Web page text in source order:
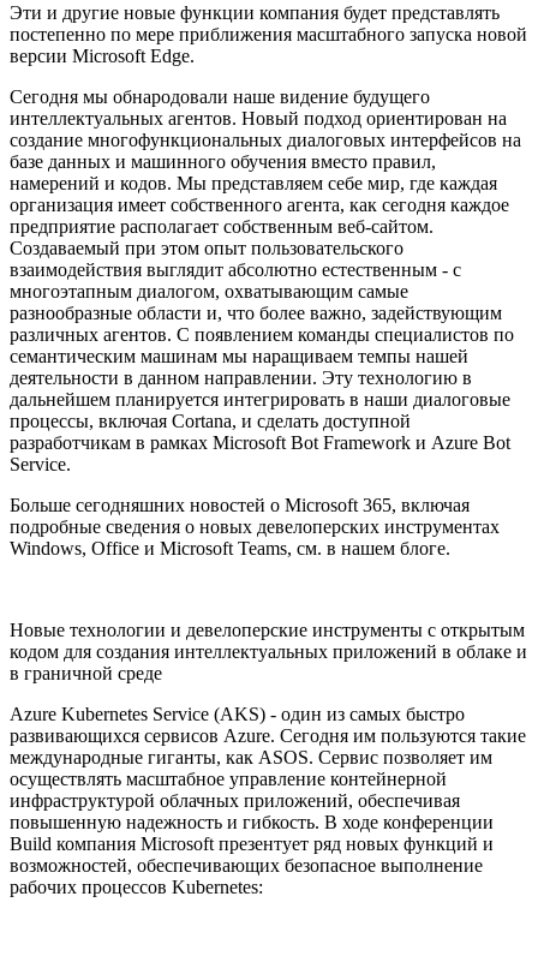
Эти и другие новые функции компания будет представлять
постепенно по мере приближения масштабного запуска новой
версии Microsoft Edge.
Сегодня мы обнародовали наше видение будущего
интеллектуальных агентов. Новый подход ориентирован на
создание многофункциональных диалоговых интерфейсов на
базе данных и машинного обучения вместо правил,
намерений и кодов. Мы представляем себе мир, где каждая
организация имеет собственного агента, как сегодня каждое
предприятие располагает собственным веб-сайтом.
Создаваемый при этом опыт пользовательского
взаимодействия выглядит абсолютно естественным - с
многоэтапным диалогом, охватывающим самые
разнообразные области и, что более важно, задействующим
различных агентов. С появлением команды специалистов по
семантическим машинам мы наращиваем темпы нашей
деятельности в данном направлении. Эту технологию в
дальнейшем планируется интегрировать в наши диалоговые
процессы, включая Cortana, и сделать доступной
разработчикам в рамках Microsoft Bot Framework и Azure Bot
Service.
Больше сегодняшних новостей о Microsoft 365, включая
подробные сведения о новых девелоперских инструментах
Windows, Office и Microsoft Teams, см. в нашем блоге.
Новые технологии и девелоперские инструменты с открытым
кодом для создания интеллектуальных приложений в облаке и
в граничной среде
Azure Kubernetes Service (AKS) - один из самых быстро
развивающихся сервисов Azure. Сегодня им пользуются такие
международные гиганты, как ASOS. Сервис позволяет им
осуществлять масштабное управление контейнерной
инфраструктурой облачных приложений, обеспечивая
повышенную надежность и гибкость. В ходе конференции
Build компания Microsoft презентует ряд новых функций и
возможностей, обеспечивающих безопасное выполнение
рабочих процессов Kubernetes: